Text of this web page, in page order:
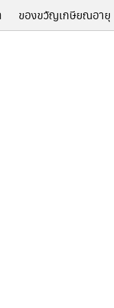
ของขวัญเกษียณอายุ